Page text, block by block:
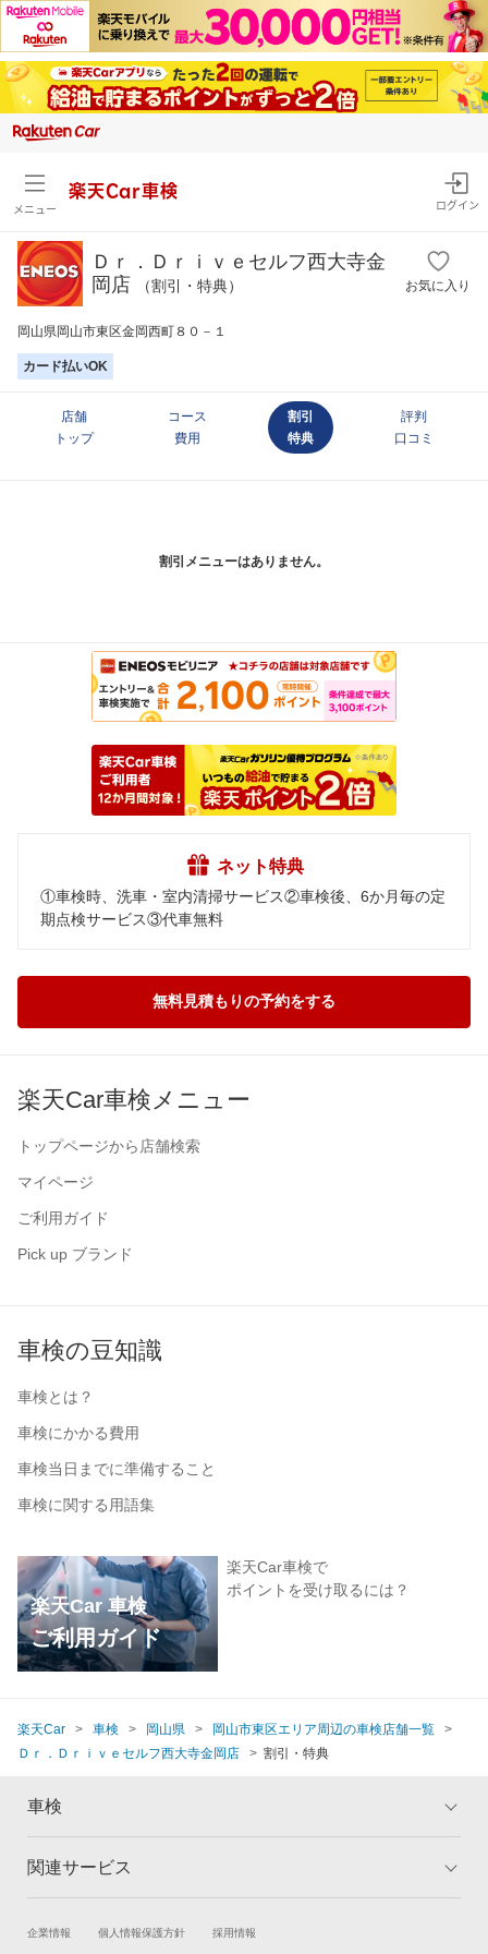
メニュー
楽天Car車検
ログイン
Ｄｒ．Ｄｒｉｖｅセルフ西大寺金
岡店
（割引・特典） お気に入り
岡山県岡山市東区金岡西町８０－１
カード払いOK
店舗
トップ
コース
費用
割引
特典
評判
口コミ
割引メニューはありません。
ネット特典
①車検時、洗車・室内清掃サービス②車検後、6か月毎の定
期点検サービス③代車無料
無料見積もりの予約をする
楽天Car車検メニュー
トップページから店舗検索
マイページ
ご利用ガイド
Pick up ブランド
車検の豆知識
車検とは？
車検にかかる費用
車検当日までに準備すること
車検に関する用語集
楽天Car 車検
ご利用ガイド
楽天Car車検で
ポイントを受け取るには？
楽天Car 車検 岡山県
岡山市東区エリア周辺の車検店舗一覧
Ｄｒ．Ｄｒｉｖｅセルフ西大寺金岡店
割引・特典
車検
トップ
車検の基礎知識 キャンペーン一覧
関連サービス
試乗・商談 新車購入
企業情報 個人情報保護方針 採用情報